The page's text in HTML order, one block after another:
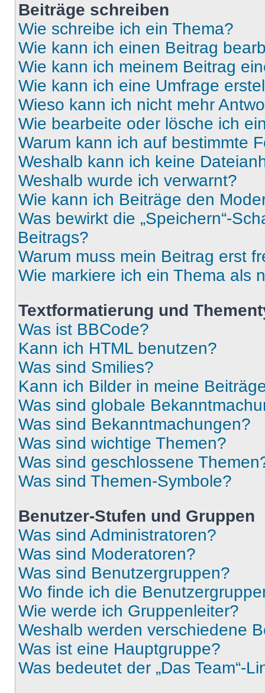
Beiträge schreiben
Wie schreibe ich ein Thema?
Wie kann ich einen Beitrag
Wie kann ich meinem Beitrag
Wie kann ich eine Umfrage
Wieso kann ich nicht mehr
Wie bearbeite oder lösche ich
Warum kann ich auf bestimmte
Weshalb kann ich keine
Weshalb wurde ich verwarnt?
Wie kann ich Beiträge den
Was bewirkt die „Speichern“-
Beitrags?
Warum muss mein Beitrag erst
Wie markiere ich ein Thema als
Textformatierung und
Was ist BBCode?
Kann ich HTML benutzen?
Was sind Smilies?
Kann ich Bilder in meine
Was sind globale
Was sind Bekanntmachungen?
Was sind wichtige Themen?
Was sind geschlossene
Was sind Themen-Symbole?
Benutzer-Stufen und Gruppen
Was sind Administratoren?
Was sind Moderatoren?
Was sind Benutzergruppen?
Wo finde ich die
Wie werde ich Gruppenleiter?
Weshalb werden verschiedene
Was ist eine Hauptgruppe?
Was bedeutet der „Das Team“-